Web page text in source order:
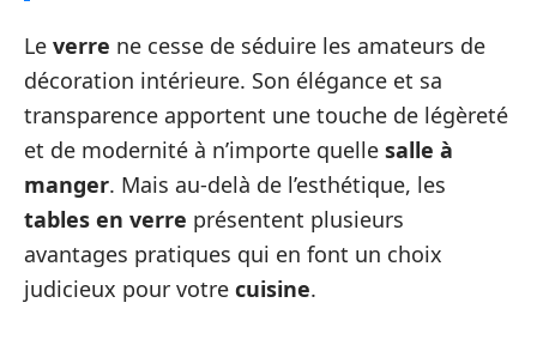
Le verre ne cesse de séduire les amateurs de
décoration intérieure. Son élégance et sa
transparence apportent une touche de légèreté
et de modernité à n’importe quelle salle à
manger. Mais au-delà de l’esthétique, les
tables en verre présentent plusieurs
avantages pratiques qui en font un choix
judicieux pour votre cuisine.